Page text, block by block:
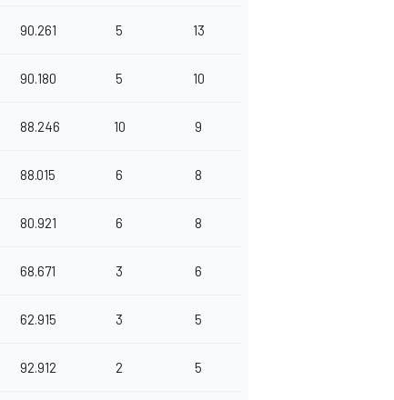
90.261 5 13
90.180 5 10
88.246 10 9
88.015 6 8
80.921 6 8
68.671 3 6
62.915 3 5
92.912 2 5